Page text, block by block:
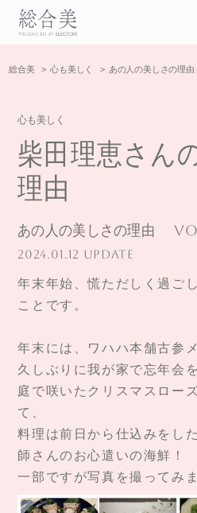
総合美 心も美しく あの人の美しさの理由
心も美しく
柴田理恵さん
理由
あの人の美しさの理由
2024.01.12 UPDATE
年末年始、慌ただしく過ご
ことです。
年末には、ワハハ本舗古参
久しぶりに我が家で忘年会
庭で咲いたクリスマスロー
て、
料理は前日から仕込みをし
師さんのお心遣いの海鮮！
一部ですが写真を撮ってみま